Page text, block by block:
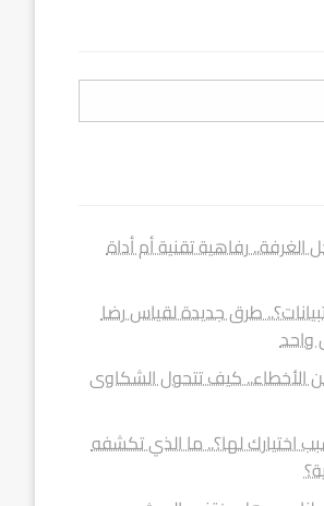
رفاهية تقنية أم أداة
طرق جديدة لقياس رضا
واحد
الأخطاء.. كيف تتحول الشكاوى
اختيارك لها؟.. ما الذي تكشفه